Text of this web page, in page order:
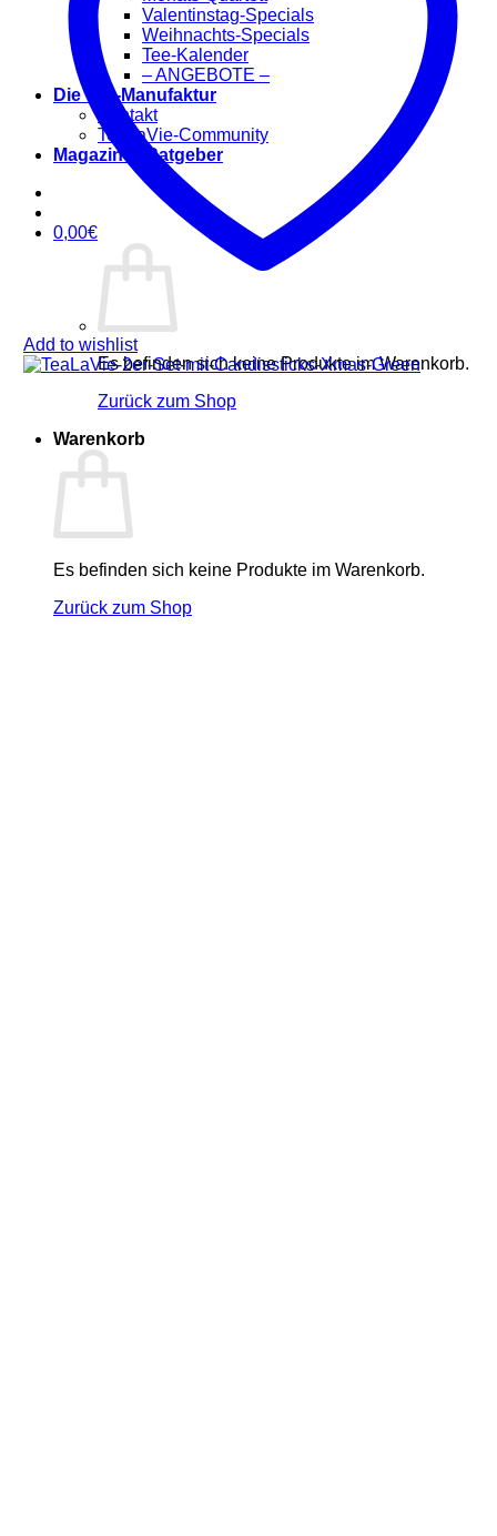
Valentinstag-Specials
Weihnachts-Specials
Tee-Kalender
– ANGEBOTE –
Die Tee-Manufaktur
Kontakt
TeaLaVie-Community
Magazin & Ratgeber
0,00€
Es befinden sich keine Produkte im Warenkorb.
Zurück zum Shop
Warenkorb
Es befinden sich keine Produkte im Warenkorb.
Zurück zum Shop
Add to wishlist